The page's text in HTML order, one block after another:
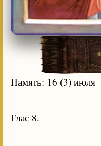
Память: 16 (3) июля
Глас 8.